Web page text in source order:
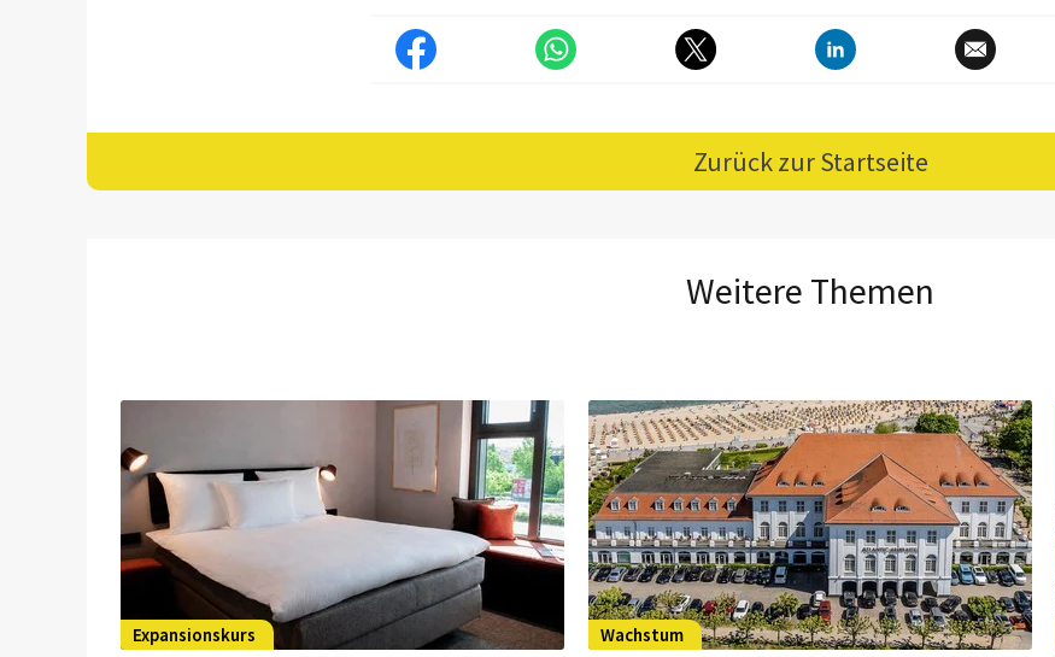
Zurück zur Startseite
Weitere Themen
Expansionskurs Wachstum